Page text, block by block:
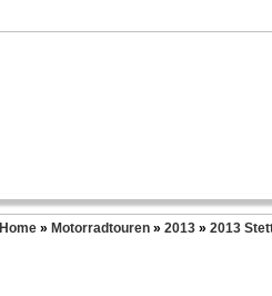
Home» Motorradtouren» 2013» 2013